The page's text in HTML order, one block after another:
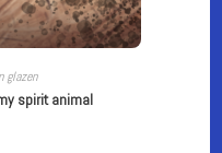
glazen
spirit animal